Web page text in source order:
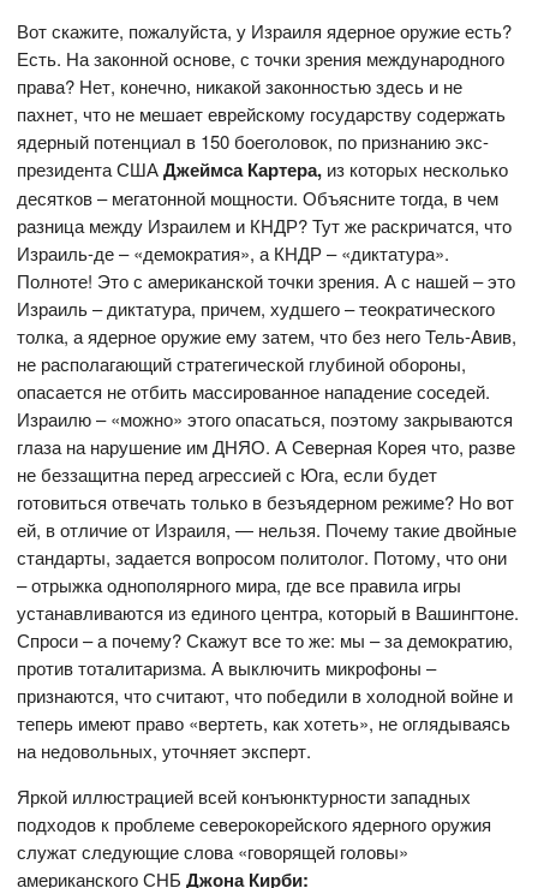
Вот скажите, пожалуйста, у Израиля ядерное оружие есть?
Есть. На законной основе, с точки зрения международного
права? Нет, конечно, никакой законностью здесь и не
пахнет, что не мешает еврейскому государству содержать
ядерный потенциал в 150 боеголовок, по признанию экс-
президента СШАДжеймса Картера, из которых несколько
десятков – мегатонной мощности. Объясните тогда, в чем
разница между Израилем и КНДР? Тут же раскричатся, что
Израиль-де – «демократия», а КНДР – «диктатура».
Полноте! Это с американской точки зрения. А с нашей – это
Израиль – диктатура, причем, худшего – теократического
толка, а ядерное оружие ему затем, что без него Тель-Авив,
не располагающий стратегической глубиной обороны,
опасается не отбить массированное нападение соседей.
Израилю – «можно» этого опасаться, поэтому закрываются
глаза на нарушение им ДНЯО. А Северная Корея что, разве
не беззащитна перед агрессией с Юга, если будет
готовиться отвечать только в безъядерном режиме? Но вот
ей, в отличие от Израиля, — нельзя. Почему такие двойные
стандарты, задается вопросом политолог. Потому, что они
– отрыжка однополярного мира, где все правила игры
устанавливаются из единого центра, который в Вашингтоне.
Спроси – а почему? Скажут все то же: мы – за демократию,
против тоталитаризма. А выключить микрофоны –
признаются, что считают, что победили в холодной войне и
теперь имеют право «вертеть, как хотеть», не оглядываясь
на недовольных, уточняет эксперт.
Яркой иллюстрацией всей конъюнктурности западных
подходов к проблеме северокорейского ядерного оружия
служат следующие слова «говорящей головы»
американского СНБДжона Кирби: